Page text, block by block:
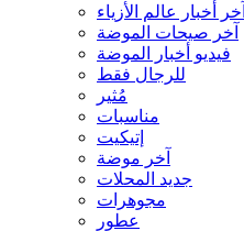
آخر أخبار عالم الأزياء
آخر صيحات الموضة
فيديو أخبار الموضة
للرجال فقط
مُثير
مناسبات
إتيكيت
آخر موضة
جديد المحلات
مجوهرات
عطور